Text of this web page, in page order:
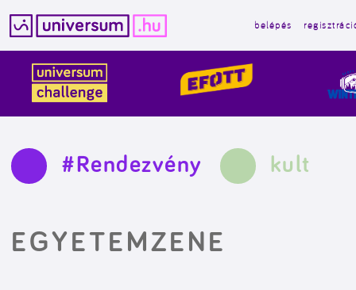
tartalomba
belépés
#Rendezvény kult
EGYETEMZENE